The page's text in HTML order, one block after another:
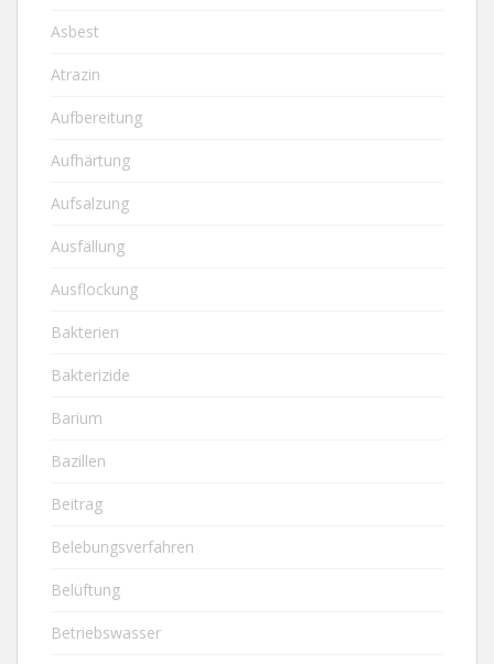
Asbest
Atrazin
Aufbereitung
Aufhärtung
Aufsalzung
Ausfällung
Ausflockung
Bakterien
Bakterizide
Barium
Bazillen
Beitrag
Belebungsverfahren
Belüftung
Betriebswasser